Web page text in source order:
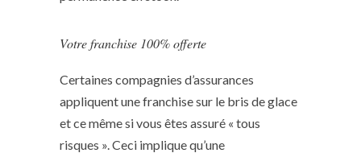
Votre franchise 100% offerte
Certaines compagnies d’assurances
appliquent une franchise sur le bris de glace
et ce même si vous êtes assuré « tous
risques ». Ceci implique qu’une